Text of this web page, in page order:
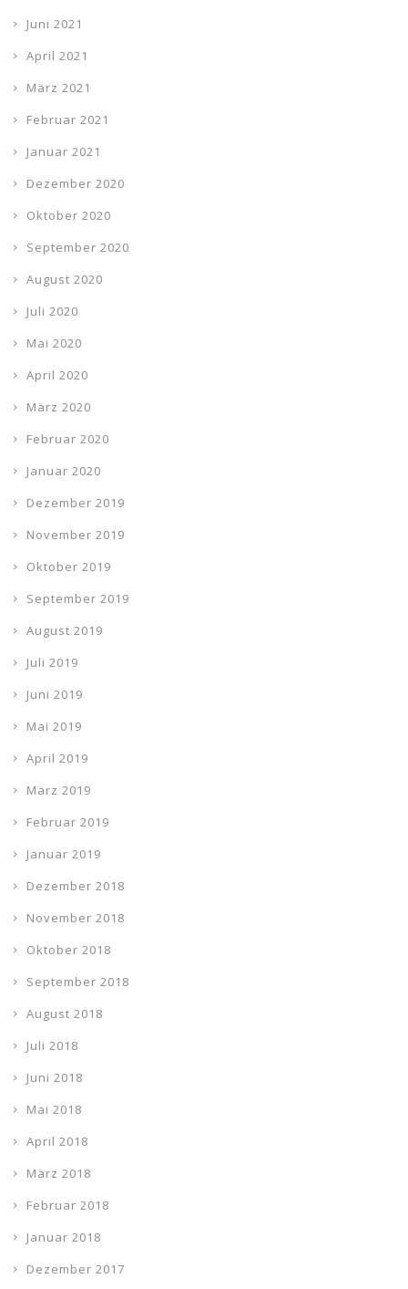
Juni 2021
April 2021
März 2021
Februar 2021
Januar 2021
Dezember 2020
Oktober 2020
September 2020
August 2020
Juli 2020
Mai 2020
April 2020
März 2020
Februar 2020
Januar 2020
Dezember 2019
November 2019
Oktober 2019
September 2019
August 2019
Juli 2019
Juni 2019
Mai 2019
April 2019
März 2019
Februar 2019
Januar 2019
Dezember 2018
November 2018
Oktober 2018
September 2018
August 2018
Juli 2018
Juni 2018
Mai 2018
April 2018
März 2018
Februar 2018
Januar 2018
Dezember 2017